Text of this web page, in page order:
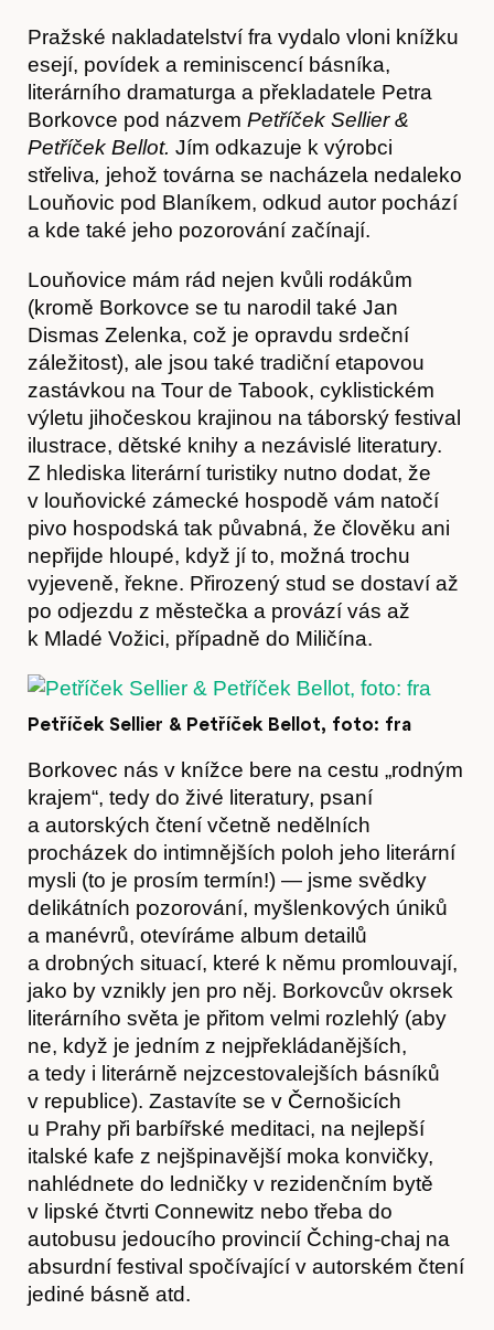
Časopis
Hostcast
Pražské nakladatelství fra vydalo vloni knížku
esejí, povídek a reminiscencí básníka,
literárního dramaturga a překladatele Petra
Borkovce pod názvem Petříček Sellier &
Petříček Bellot. Jím odkazuje k výrobci
střeliva, jehož továrna se nacházela nedaleko
Louňovic pod Blaníkem, odkud autor pochází
a kde také jeho pozorování začínají.
Louňovice mám rád nejen kvůli rodákům
(kromě Borkovce se tu narodil také Jan
Dismas Zelenka, což je opravdu srdeční
záležitost), ale jsou také tradiční etapovou
zastávkou na Tour de Tabook, cyklistickém
výletu jihočeskou krajinou na táborský festival
ilustrace, dětské knihy a nezávislé literatury.
Z hlediska literární turistiky nutno dodat, že
v louňovické zámecké hospodě vám natočí
pivo hospodská tak půvabná, že člověku ani
nepřijde hloupé, když jí to, možná trochu
vyjeveně, řekne. Přirozený stud se dostaví až
po odjezdu z městečka a provází vás až
k Mladé Vožici, případně do Miličína.
Petříček Sellier & Petříček Bellot, foto: fra
Borkovec nás v knížce bere na cestu „rodným
krajem“, tedy do živé literatury, psaní
a autorských čtení včetně nedělních
procházek do intimnějších poloh jeho literární
mysli (to je prosím termín!) — jsme svědky
delikátních pozorování, myšlenkových úniků
a manévrů, otevíráme album detailů
a drobných situací, které k němu promlouvají,
jako by vznikly jen pro něj. Borkovcův okrsek
literárního světa je přitom velmi rozlehlý (aby
ne, když je jedním z nejpřekládanějších,
a tedy i literárně nejzcestovalejších básníků
v republice). Zastavíte se v Černošicích
u Prahy při barbířské meditaci, na nejlepší
italské kafe z nejšpinavější moka konvičky,
nahlédnete do ledničky v rezidenčním bytě
v lipské čtvrti Connewitz nebo třeba do
autobusu jedoucího provincií Čching-chaj na
absurdní festival spočívající v autorském čtení
jediné básně atd.